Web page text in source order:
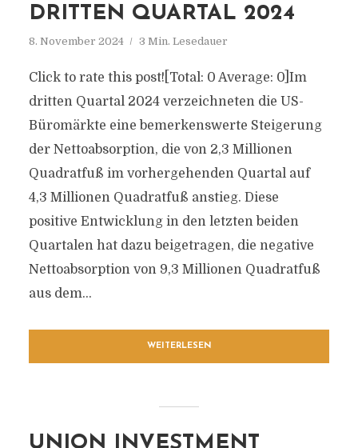
DRITTEN QUARTAL 2024
8. November 2024 3 Min. Lesedauer
Click to rate this post![Total: 0 Average: 0]Im
dritten Quartal 2024 verzeichneten die US-
Büromärkte eine bemerkenswerte Steigerung
der Nettoabsorption, die von 2,3 Millionen
Quadratfuß im vorhergehenden Quartal auf
4,3 Millionen Quadratfuß anstieg. Diese
positive Entwicklung in den letzten beiden
Quartalen hat dazu beigetragen, die negative
Nettoabsorption von 9,3 Millionen Quadratfuß
aus dem...
WEITERLESEN
UNION INVESTMENT